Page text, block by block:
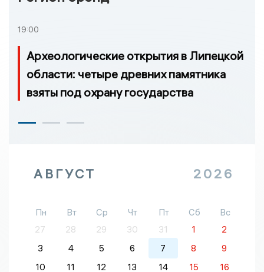
19:00
Археологические открытия в Липецкой
области: четыре древних памятника
взяты под охрану государства
АВГУСТ 2026
Пн Вт Ср Чт Пт Сб
Вс
27
28 29 30 31 1
2
3
4 5 6 7 8
9
10
11 12 13 14 15
16